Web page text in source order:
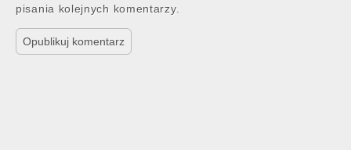
pisania kolejnych komentarzy.